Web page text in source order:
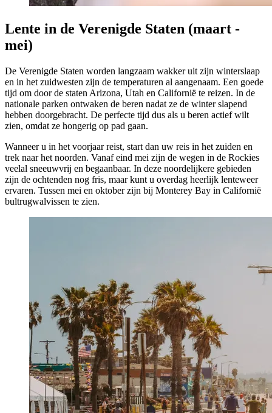
Lente in de Verenigde Staten (maart -
mei)
De Verenigde Staten worden langzaam wakker uit zijn winterslaap
en in het zuidwesten zijn de temperaturen al aangenaam. Een goede
tijd om door de staten Arizona, Utah en Californië te reizen. In de
nationale parken ontwaken de beren nadat ze de winter slapend
hebben doorgebracht. De perfecte tijd dus als u beren actief wilt
zien, omdat ze hongerig op pad gaan.
Wanneer u in het voorjaar reist, start dan uw reis in het zuiden en
trek naar het noorden. Vanaf eind mei zijn de wegen in de Rockies
veelal sneeuwvrij en begaanbaar. In deze noordelijkere gebieden
zijn de ochtenden nog fris, maar kunt u overdag heerlijk lenteweer
ervaren. Tussen mei en oktober zijn bij Monterey Bay in Californië
bultrugwalvissen te zien.